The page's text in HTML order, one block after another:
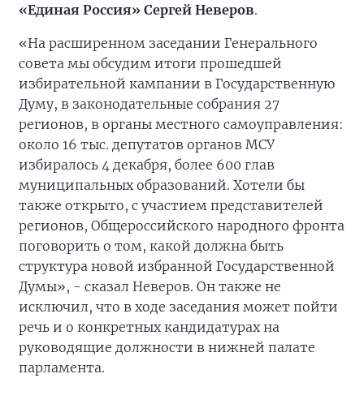
«Единая Россия» Сергей Неверов.
«На расширенном заседании Генерального
совета мы обсудим итоги прошедшей
избирательной кампании в Государственную
Думу, в законодательные собрания 27
регионов, в органы местного самоуправления:
около 16 тыс. депутатов органов МСУ
избиралось 4 декабря, более 600 глав
муниципальных образований. Хотели бы
также открыто, с участием представителей
регионов, Общероссийского народного фронта
поговорить о том, какой должна быть
структура новой избранной Государственной
Думы», - сказал Неверов. Он также не
исключил, что в ходе заседания может пойти
речь и о конкретных кандидатурах на
руководящие должности в нижней палате
парламента.